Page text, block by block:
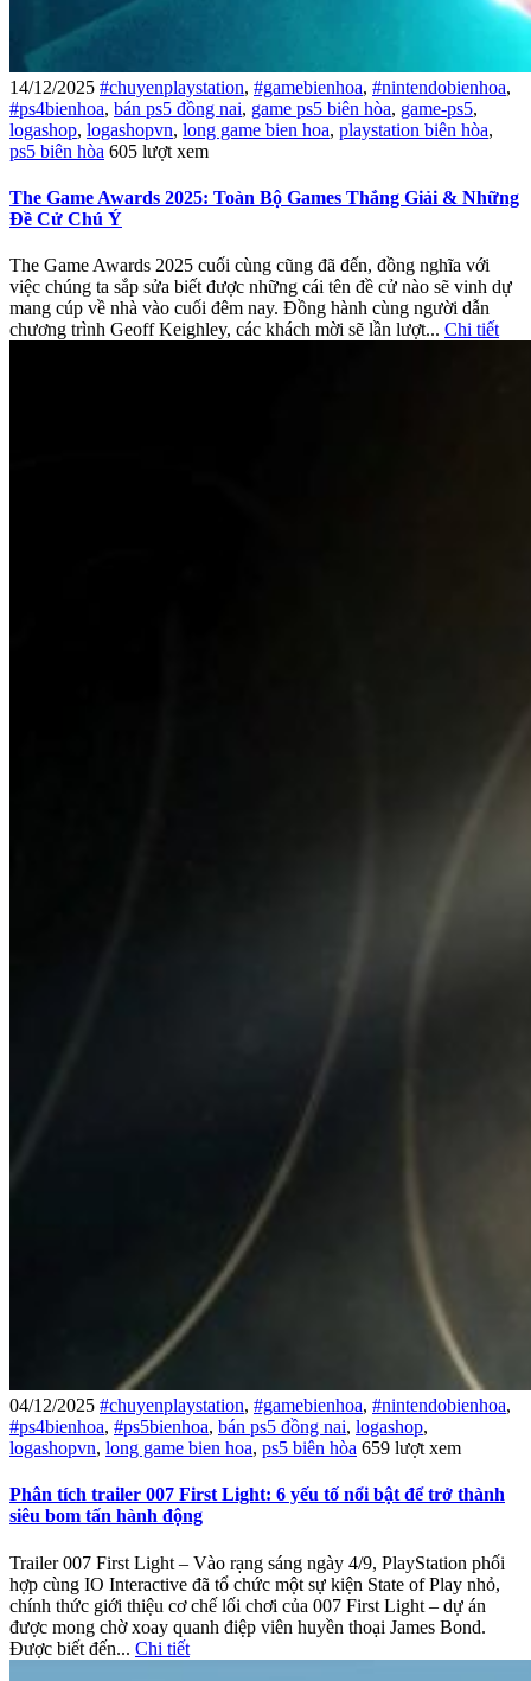
14/12/2025 #chuyenplaystation, #gamebienhoa, #nintendobienhoa,
#ps4bienhoa, bán ps5 đồng nai, game ps5 biên hòa, game-ps5,
logashop, logashopvn, long game bien hoa, playstation biên hòa,
ps5 biên hòa 605 lượt xem
The Game Awards 2025: Toàn Bộ Games Thắng Giải & Những
Đề Cử Chú Ý
The Game Awards 2025 cuối cùng cũng đã đến, đồng nghĩa với
việc chúng ta sắp sửa biết được những cái tên đề cử nào sẽ vinh dự
mang cúp về nhà vào cuối đêm nay. Đồng hành cùng người dẫn
chương trình Geoff Keighley, các khách mời sẽ lần lượt... Chi tiết
04/12/2025 #chuyenplaystation, #gamebienhoa, #nintendobienhoa,
#ps4bienhoa, #ps5bienhoa, bán ps5 đồng nai, logashop,
logashopvn, long game bien hoa, ps5 biên hòa 659 lượt xem
Phân tích trailer 007 First Light: 6 yếu tố nổi bật để trở thành
siêu bom tấn hành động
Trailer 007 First Light – Vào rạng sáng ngày 4/9, PlayStation phối
hợp cùng IO Interactive đã tổ chức một sự kiện State of Play nhỏ,
chính thức giới thiệu cơ chế lối chơi của 007 First Light – dự án
được mong chờ xoay quanh điệp viên huyền thoại James Bond.
Được biết đến... Chi tiết